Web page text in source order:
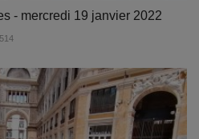
- mercredi 19 janvier 2022
514